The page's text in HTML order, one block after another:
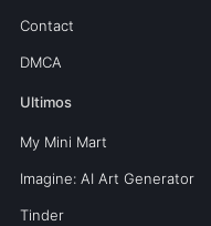
Contact
DMCA
Ultimos
My Mini Mart
Imagine: AI Art Generator
Tinder